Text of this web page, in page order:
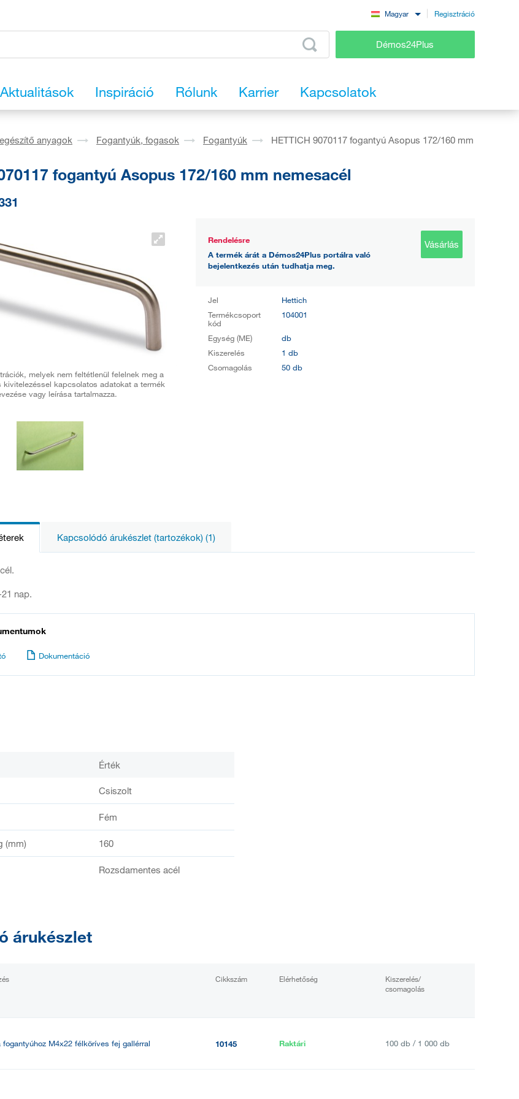
Magyar Regisztráció
Démos24Plus
Aktualitások Inspiráció Rólunk Karrier Kapcsolatok
anyagok Fogantyúk, fogasok Fogantyúk
HETTICH 9070117 fogantyú Asopus 172/160 mm
fogantyú Asopus 172/160 mm nemesacél
melyek nem feltétlenül felelnek meg a
kivitelezéssel kapcsolatos adatokat a termék
vagy leírása tartalmazza.
Rendelésre
A termék árát a Démos24Plus portálra való
bejelentkezés után tudhatja meg.
Vásárlás
Jel
Hettich
Termékcsoport
kód
104001
Egység (ME)
db
Kiszerelés
1 db
Csomagolás
50 db
Kapcsolódó árukészlet (tartozékok) (1)
nap.
Dokumentáció
Érték
Csiszolt
Fém
(mm) 160
Rozsdamentes acél
árukészlet
Cikkszám Elérhetőség
Kiszerelés/
csomagolás
fogantyúhoz M4x22 félköríves fej gallérral 10145 Raktári 100 db / 1 000 db